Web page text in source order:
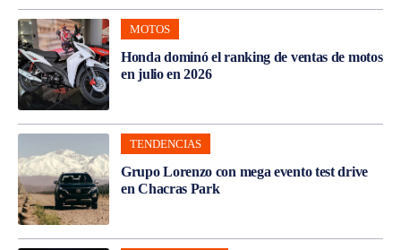
MOTOS
Honda dominó el ranking de ventas de motos
en julio en 2026
TENDENCIAS
Grupo Lorenzo con mega evento test drive
en Chacras Park